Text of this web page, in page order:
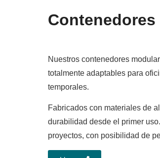
Nuestros contenedores
totalmente adaptables para
temporales.
Fabricados con materiales de
durabilidad desde el primer
proyectos, con posibilidad de